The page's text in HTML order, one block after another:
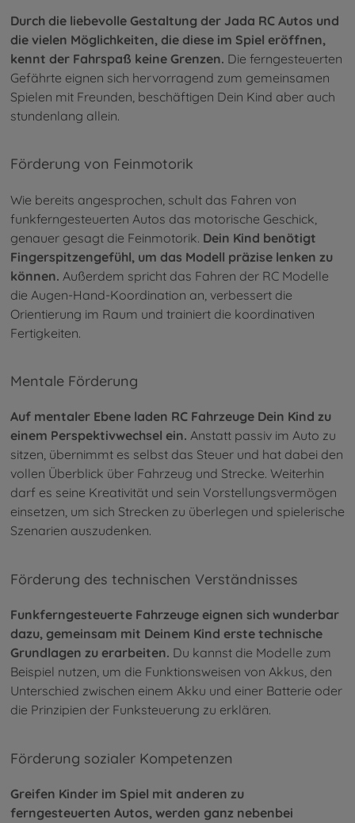
Durch die liebevolle Gestaltung der Jada RC Autos und
die vielen Möglichkeiten, die diese im Spiel eröffnen,
kennt der Fahrspaß keine Grenzen. Die ferngesteuerten
Gefährte eignen sich hervorragend zum gemeinsamen
Spielen mit Freunden, beschäftigen Dein Kind aber auch
stundenlang allein.
Förderung von Feinmotorik
Wie bereits angesprochen, schult das Fahren von
funkferngesteuerten Autos das motorische Geschick,
genauer gesagt die Feinmotorik. Dein Kind benötigt
Fingerspitzengefühl, um das Modell präzise lenken zu
können. Außerdem spricht das Fahren der RC Modelle
die Augen-Hand-Koordination an, verbessert die
Orientierung im Raum und trainiert die koordinativen
Fertigkeiten.
Mentale Förderung
Auf mentaler Ebene laden RC Fahrzeuge Dein Kind zu
einem Perspektivwechsel ein. Anstatt passiv im Auto zu
sitzen, übernimmt es selbst das Steuer und hat dabei den
vollen Überblick über Fahrzeug und Strecke. Weiterhin
darf es seine Kreativität und sein Vorstellungsvermögen
einsetzen, um sich Strecken zu überlegen und spielerische
Szenarien auszudenken.
Förderung des technischen Verständnisses
Funkferngesteuerte Fahrzeuge eignen sich wunderbar
dazu, gemeinsam mit Deinem Kind erste technische
Grundlagen zu erarbeiten. Du kannst die Modelle zum
Beispiel nutzen, um die Funktionsweisen von Akkus, den
Unterschied zwischen einem Akku und einer Batterie oder
die Prinzipien der Funksteuerung zu erklären.
Förderung sozialer Kompetenzen
Greifen Kinder im Spiel mit anderen zu
ferngesteuerten Autos, werden ganz nebenbei